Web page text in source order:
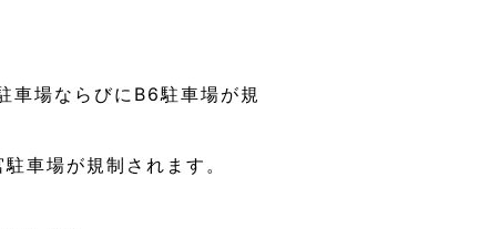
車場ならびにB6駐車場が規
車場が規制されます。